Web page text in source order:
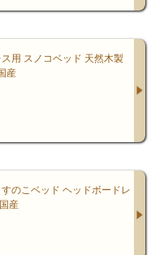
用 スノコベッド 天然木製
産
のこベッド ヘッドボードレ
産